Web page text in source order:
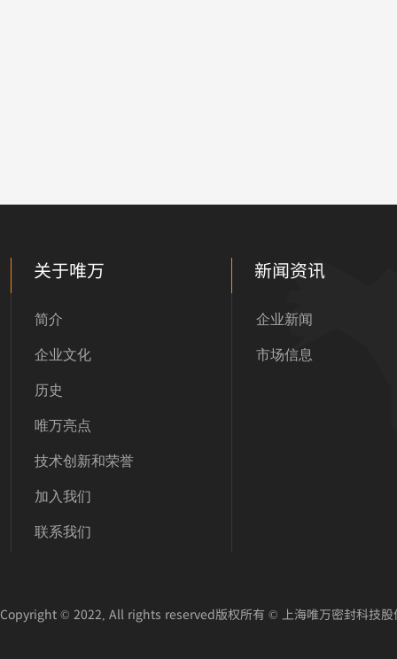
简介
企业文化
历史
唯万亮点
技术创新和荣誉
加入我们
联系我们
新闻资讯
关于唯万
企业新闻
市场信息
Copyright © 2022, All rights reserved版权所有 © 上海唯万密封科技股